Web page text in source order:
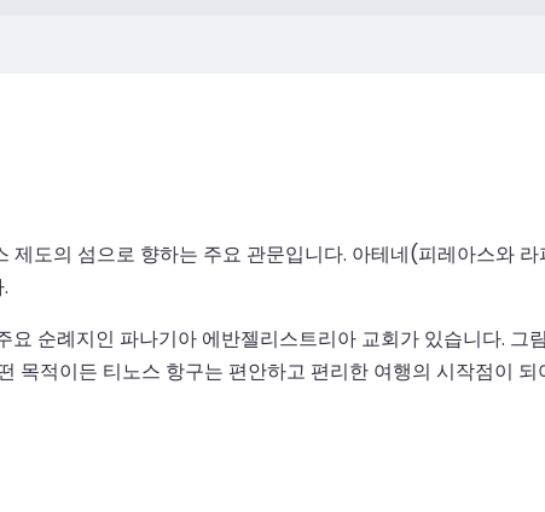
도의 섬으로 향하는 주요 관문입니다. 아테네(피레아스와
순례지인 파나기아 에반젤리스트리아 교회가 있습니다. 그
목적이든 티노스 항구는 편안하고 편리한 여행의 시작점이 되